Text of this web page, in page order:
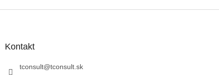
l
Kontakt
tconsult@tconsult.sk